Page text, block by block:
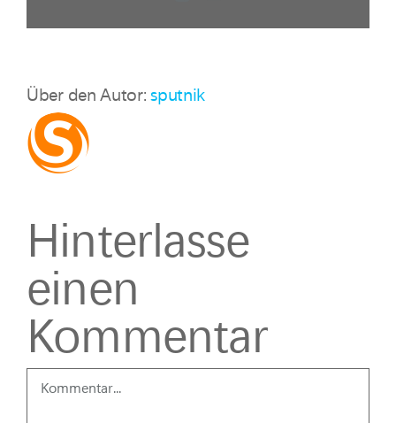
Über den Autor:sputnik
Hinterlasse
einen
Kommentar
Kommentar